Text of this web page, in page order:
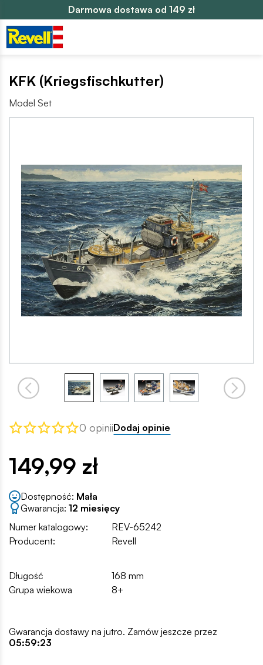
Darmowa dostawa od 149 zł
KFK (Kriegsfischkutter)
Model Set
0 opiniiDodaj opinie
149,99 zł
Dostępność: Mała
Gwarancja: 12 miesięcy
Numer katalogowy:
REV-65242
Producent:
Revell
Długość
168 mm
Grupa wiekowa
8+
Gwarancja dostawy na jutro. Zamów jeszcze przez
05:59:22